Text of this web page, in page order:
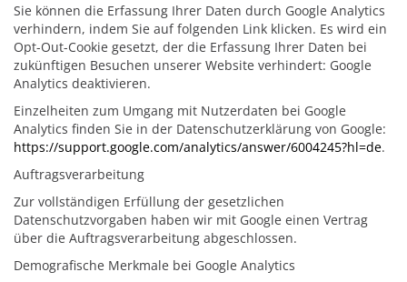
Sie können die Erfassung Ihrer Daten durch Google Analytics
verhindern, indem Sie auf folgenden Link klicken. Es wird ein
Opt-Out-Cookie gesetzt, der die Erfassung Ihrer Daten bei
zukünftigen Besuchen unserer Website verhindert: Google
Analytics deaktivieren.
Einzelheiten zum Umgang mit Nutzerdaten bei Google
Analytics finden Sie in der Datenschutzerklärung von Google:
https://support.google.com/analytics/answer/6004245?hl=de.
Auftragsverarbeitung
Zur vollständigen Erfüllung der gesetzlichen
Datenschutzvorgaben haben wir mit Google einen Vertrag
über die Auftragsverarbeitung abgeschlossen.
Demografische Merkmale bei Google Analytics